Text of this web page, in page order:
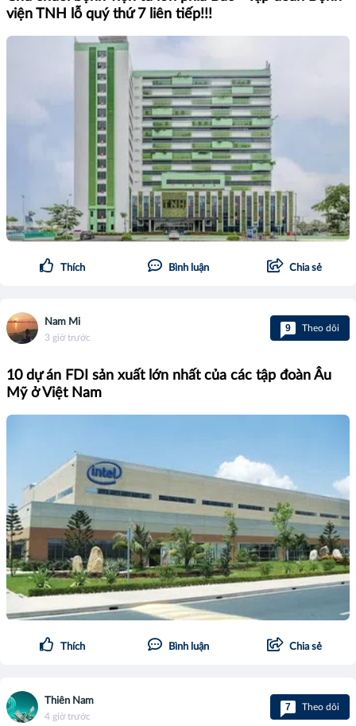
viện TNH lỗ quý thứ 7 liên tiếp!!!
Thích Bình luận Chia sẻ
Nam Mi
3 giờ trước
9 Theo dõi
10 dự án FDI sản xuất lớn nhất của các tập đoàn Âu
Mỹ ở Việt Nam
Thích Bình luận Chia sẻ
Thiên Nam
4 giờ trước
7 Theo dõi